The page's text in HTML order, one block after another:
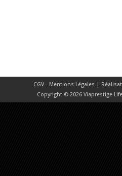
CGV - Mentions Légales |
Copyright © 2026 Viaprestige